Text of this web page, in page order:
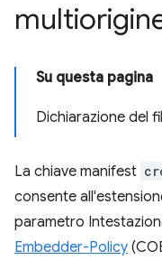
Su questa pagina
Dichiarazione del
La chiave manifest
consente
parametro
Embedder-Policy